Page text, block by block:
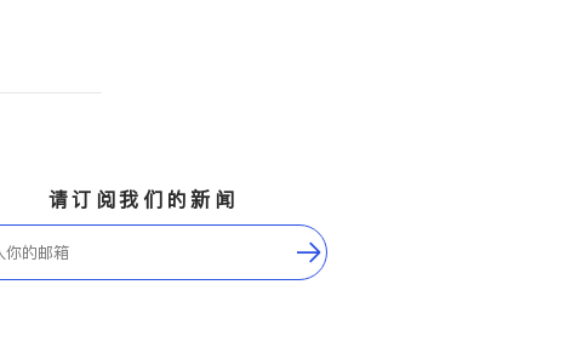
请订阅我们的新闻